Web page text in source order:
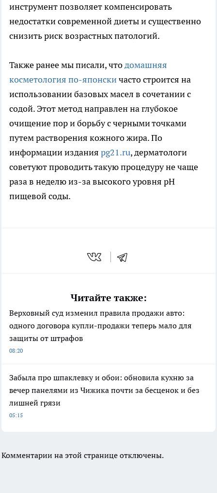
инструмент позволяет компенсировать
недостатки современной диеты и существенно
снизить риск возрастных патологий.
Также ранее мы писали, чтодомашняя
косметология по-японскичасто строится на
использовании базовых масел в сочетании с
содой. Этот метод направлен на глубокое
очищение пор и борьбу с черными точками
путем растворения кожного жира. По
информации издания pg21.ru, дерматологи
советуют проводить такую процедуру не чаще
раза в неделю из-за высокого уровня pH
пищевой соды.
Читайте также:
Верховный суд изменил правила продажи авто:
одного договора купли-продажи теперь мало для
защиты от штрафов
08:20
Забыла про шпаклевку и обои: обновила кухню за
вечер панелями из Чижика почти за бесценок и без
лишней грязи
05:15
Комментарии на этой странице отключены.